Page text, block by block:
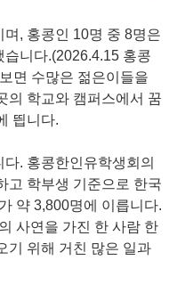
, 홍콩인 10명 중 8명은
니다.(2026.4.15 홍콩
면 수많은 젊은이들을
의 학교와 캠퍼스에서 꿈
띕니다.
. 홍콩한인유학생회의
고 학부생 기준으로 한국
약 3,800명에 이릅니다.
사연을 가진 한 사람 한
기 위해 거친 많은 일과